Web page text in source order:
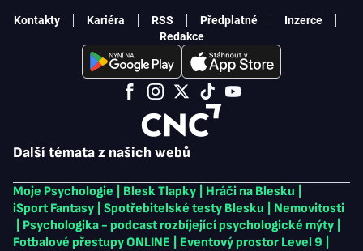
Další témata z našich webů
Moje Psychologie Blesk Tlapky Hráči na Blesku
iSport Fantasy
Spotřebitelské testy Blesku
Nemovitosti
Psychologika - podcast rozbíjející psychologické mýty
Fotbalové přestupy ONLINE
Eventový prostor Level 9
Kontakty Kariéra RSS Předplatné
Inzerce
Redakce